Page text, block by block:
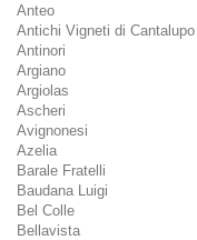
Anteo
Antichi Vigneti di Cantalupo
Antinori
Argiano
Argiolas
Ascheri
Avignonesi
Azelia
Barale Fratelli
Baudana Luigi
Bel Colle
Bellavista